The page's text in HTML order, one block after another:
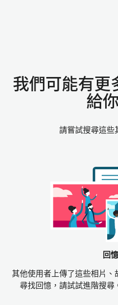
我們可能有更
給
請嘗試搜尋這些
回憶
其他使用者上傳了這些相片
尋找回憶，請試試進階搜尋